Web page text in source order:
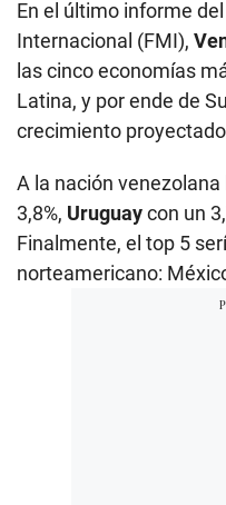
En el último informe
Internacional (FMI),
las cinco economías
Latina, y por ende de
crecimiento proyectado
A la nación venezolana
3,8%, Uruguaycon un
Finalmente, el top 5
norteamericano: